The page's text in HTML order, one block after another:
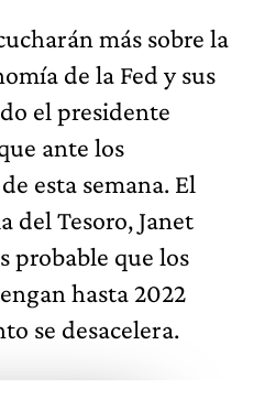
más sobre la
de la Fed y sus
el presidente
ante los
esta semana. El
del Tesoro, Janet
probable que los
hasta 2022
se desacelera.